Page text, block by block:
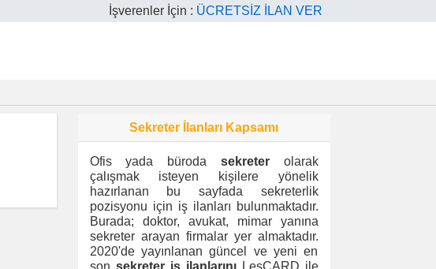
İşverenler İçin : ÜCRETSİZ İLAN VER
Sekreter İlanları Kapsamı
Ofis yada büroda sekreterolarak
çalışmak isteyen kişilere yönelik
hazırlanan bu sayfada sekreterlik
pozisyonu için iş ilanları bulunmaktadır.
Burada; doktor, avukat, mimar yanına
sekreter arayan firmalar yer almaktadır.
2020'de yayınlanan güncel ve yeni en
son sekreter iş ilanlarınıLesCARD ile